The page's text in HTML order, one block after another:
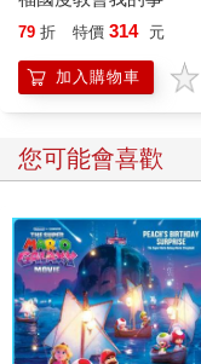
79 折 特價 314 元
加入購物車
您可能會喜歡